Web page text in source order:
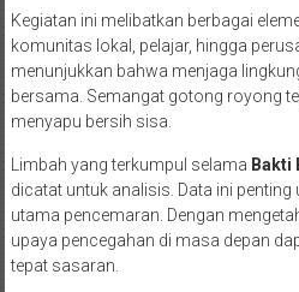
Kegiatan ini melibatkan berbagai
komunitas lokal, pelajar, hingga
menunjukkan bahwa menjaga
bersama. Semangat gotong royong
menyapu bersih sisa.
Limbah yang terkumpul selama Bakti
dicatat untuk analisis. Data ini
utama pencemaran. Dengan
upaya pencegahan di masa depan
tepat sasaran.